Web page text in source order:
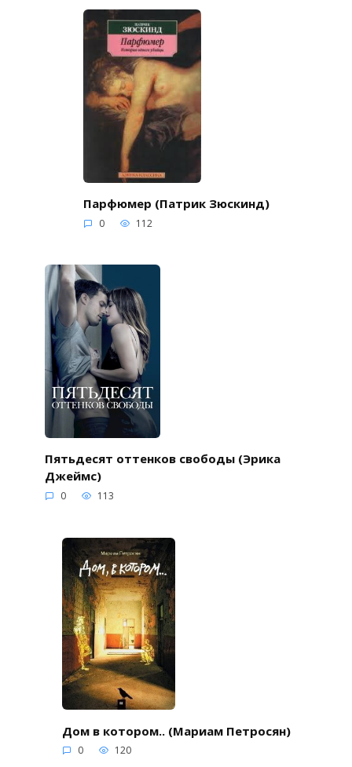
Парфюмер (Патрик Зюскинд)
0 112
Пятьдесят оттенков свободы (Эрика
Джеймс)
0 113
Дом в котором.. (Мариам Петросян)
0 120